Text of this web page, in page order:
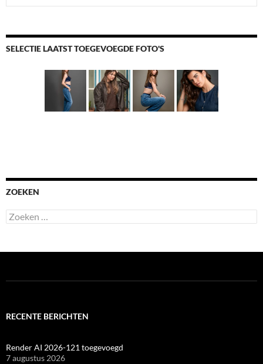
SELECTIE LAATST TOEGEVOEGDE FOTO'S
ZOEKEN
Zoeken
naar:
RECENTE BERICHTEN
Render AI 2026-121 toegevoegd
7 augustus 2026